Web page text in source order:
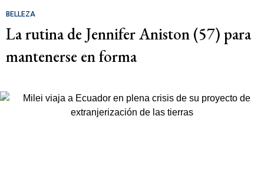
BELLEZA
La rutina de Jennifer Aniston (57) para
mantenerse en forma